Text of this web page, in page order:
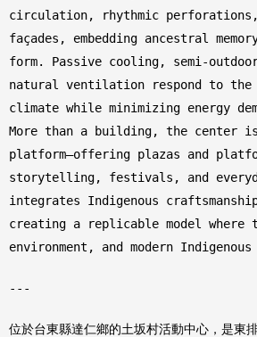
circulation, rhythmic perforations,
façades, embedding ancestral
form. Passive cooling, semi-
natural ventilation respond to the
climate while minimizing energy
More than a building, the center
platform—offering plazas and
storytelling, festivals, and
integrates Indigenous
creating a replicable model
environment, and modern
---
位於台東縣達仁鄉的土坂村活動中心，是東